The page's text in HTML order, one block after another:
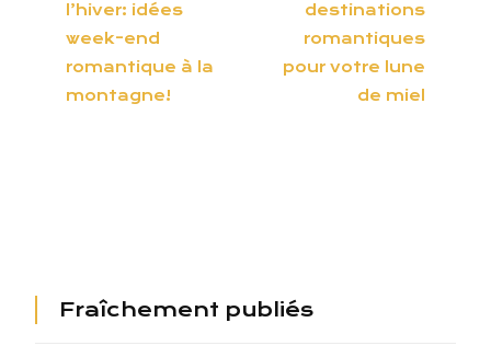
l’hiver: idées
week-end
romantique à la
montagne!
destinations
romantiques
pour votre lune
de miel
Fraîchement publiés